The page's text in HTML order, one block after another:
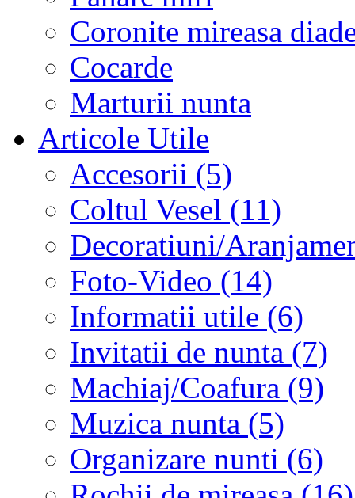
Coronite mireasa
Cocarde
Marturii nunta
Articole Utile
Accesorii (5)
Coltul Vesel (11)
Decoratiuni/
Foto-Video (14)
Informatii utile (6)
Invitatii de nunta (7)
Machiaj/Coafura (9)
Muzica nunta (5)
Organizare nunti (6)